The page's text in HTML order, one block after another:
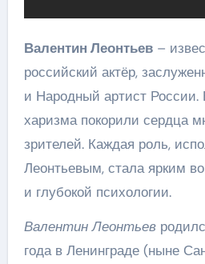
Валентин Леонтьев–
российский актёр,
и Народный артист России.
харизма покорили сердца
зрителей. Каждая роль,
Леонтьевым, стала ярким
и глубокой психологии.
Валентин Леонтьев
года в Ленинграде (ныне